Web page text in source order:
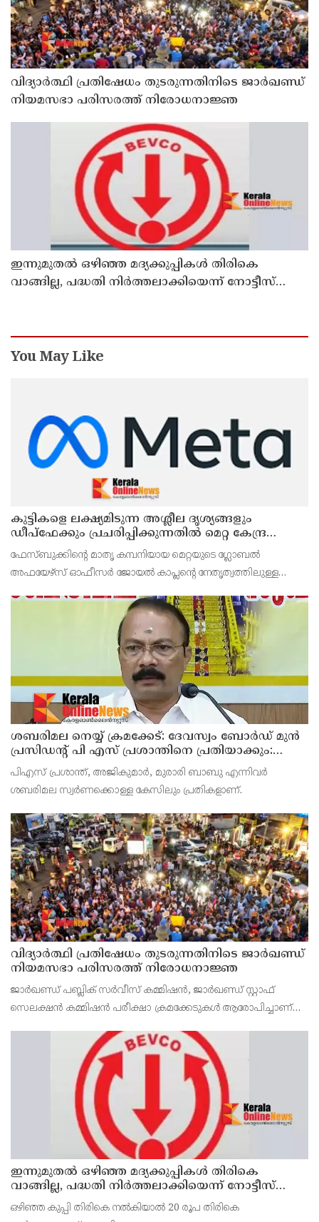
വിദ്യാര്‍ത്ഥി പ്രതിഷേധം തുടരുന്നതിനിടെ ജാര്‍ഖണ്ഡ്
നിയമസഭാ പരിസരത്ത് നിരോധനാജ്ഞ
ഇന്നുമുതല്‍ ഒഴിഞ്ഞ മദ്യക്കുപ്പികള്‍ തിരികെ
വാങ്ങില്ല, പദ്ധതി നിര്‍ത്തലാക്കിയെന്ന് നോട്ടീസ്
You May Like
കുട്ടികളെ ലക്ഷ്യമിടുന്ന അശ്ലീല ദൃശ്യങ്ങളും
ഡീപ്ഫേക്കും പ്രചരിപ്പിക്കുന്നതില്‍ മെറ്റ കേന്ദ്രത്തോട്
മാപ്പ് പറഞ്ഞു
ഫേസ്ബുക്കിന്റെ മാതൃ കമ്പനിയായ മെറ്റയുടെ ഗ്ലോബല്‍
അഫയേഴ്‌സ് ഓഫീസര്‍ ജോയല്‍ കാപ്ലന്റെ നേതൃത്വത്തിലുള്ള
കൂടിക്കാഴ്ചയില്‍ ശക്തമായ മുന്നറിയിപ്പാണ് നല്‍കിയ
ശബരിമല നെയ്യ് ക്രമക്കേട്: ദേവസ്വം ബോര്‍ഡ് മുന്‍
പ്രസിഡന്റ് പി എസ് പ്രശാന്തിനെ പ്രതിയാക്കും:
ദേവസ്വം വിജിലന്‍സ്
പിഎസ് പ്രശാന്ത്, അജികുമാര്‍, മുരാരി ബാബു എന്നിവര്‍
ശബരിമല സ്വര്‍ണക്കൊള്ള കേസിലും പ്രതികളാണ്.
വിദ്യാര്‍ത്ഥി പ്രതിഷേധം തുടരുന്നതിനിടെ ജാര്‍ഖണ്ഡ്
നിയമസഭാ പരിസരത്ത് നിരോധനാജ്ഞ
ജാര്‍ഖണ്ഡ് പബ്ലിക് സര്‍വീസ് കമ്മിഷന്‍, ജാര്‍ഖണ്ഡ് സ്റ്റാഫ്
സെലക്ഷന്‍ കമ്മിഷന്‍ പരീക്ഷാ ക്രമക്കേടുകള്‍ ആരോപിച്ചാണ്
ഇന്നുമുതല്‍ ഒഴിഞ്ഞ മദ്യക്കുപ്പികള്‍ തിരികെ
വാങ്ങില്ല, പദ്ധതി നിര്‍ത്തലാക്കിയെന്ന് നോട്ടീസ്
പ്രദര്‍ശിപ്പിക്കും
ഒഴിഞ്ഞ കുപ്പി തിരികെ നല്‍കിയാല്‍ 20 രൂപ തിരികെ